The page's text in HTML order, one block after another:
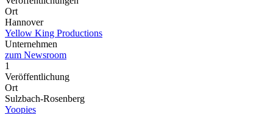
Ort
Hannover
Yellow King Productions
Unternehmen
zum Newsroom
1
Veröffentlichung
Ort
Sulzbach-Rosenberg
Yoopies